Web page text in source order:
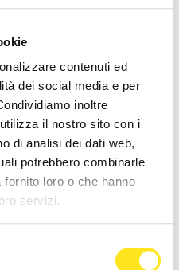
contenuti ed
dei social media e per
inoltre
il nostro sito con i
di analisi dei dati web,
potrebbero combinarle
loro o che hanno
servizi.